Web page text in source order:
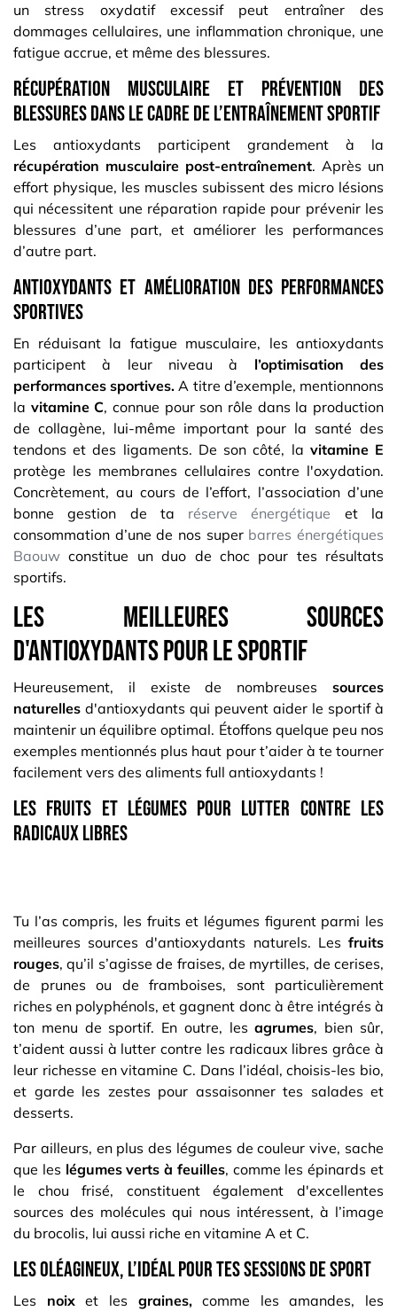
un stress oxydatif excessif peut entraîner des
dommages cellulaires, une inflammation chronique, une
fatigue accrue, et même des blessures.
Récupération musculaire et prévention des
blessures dans le cadre de l’entraînement sportif
Les antioxydants participent grandement à la
récupération musculaire post-entraînement. Après un
effort physique, les muscles subissent des micro lésions
qui nécessitent une réparation rapide pour prévenir les
blessures d’une part, et améliorer les performances
d’autre part.
Antioxydants et amélioration des performances
sportives
En réduisant la fatigue musculaire, les antioxydants
participent à leur niveau à l’optimisation des
performances sportives. A titre d’exemple, mentionnons
la vitamine C, connue pour son rôle dans la production
de collagène, lui-même important pour la santé des
tendons et des ligaments. De son côté, la vitamine E
protège les membranes cellulaires contre l'oxydation.
Concrètement, au cours de l’effort, l’association d’une
bonne gestion de ta réserve énergétique et la
consommation d’une de nos super barres énergétiques
Baouw constitue un duo de choc pour tes résultats
sportifs.
Les meilleures sources
d'antioxydants pour le sportif
Heureusement, il existe de nombreuses sources
naturelles d'antioxydants qui peuvent aider le sportif à
maintenir un équilibre optimal. Étoffons quelque peu nos
exemples mentionnés plus haut pour t’aider à te tourner
facilement vers des aliments full antioxydants !
Les fruits et légumes pour lutter contre les
radicaux libres
Tu l’as compris, les fruits et légumes figurent parmi les
meilleures sources d'antioxydants naturels. Les fruits
rouges, qu’il s’agisse de fraises, de myrtilles, de cerises,
de prunes ou de framboises, sont particulièrement
riches en polyphénols, et gagnent donc à être intégrés à
ton menu de sportif. En outre, lesagrumes, bien sûr,
t’aident aussi à lutter contre les radicaux libres grâce à
leur richesse en vitamine C. Dans l’idéal, choisis-les bio,
et garde les zestes pour assaisonner tes salades et
desserts.
Par ailleurs, en plus des légumes de couleur vive, sache
que les légumes verts à feuilles, comme les épinards et
le chou frisé, constituent également d'excellentes
sources des molécules qui nous intéressent, à l’image
du brocolis, lui aussi riche en vitamine A et C.
Les oléagineux, l’idéal pour tes sessions de sport
Les noixet les graines,comme les amandes, les